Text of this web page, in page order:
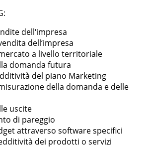
dell‘impresa
dell‘impresa
a livello territoriale
domanda futura
del piano Marketing
della domanda e delle
uscite
di pareggio
attraverso software specifici
dei prodotti o servizi